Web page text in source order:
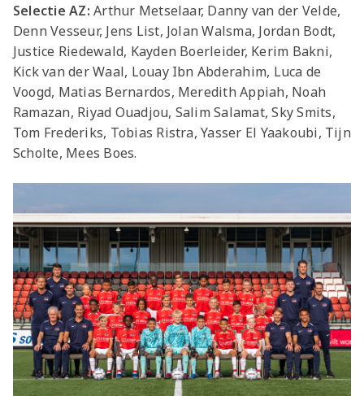
Selectie AZ: Arthur Metselaar, Danny van der Velde,
Denn Vesseur, Jens List, Jolan Walsma, Jordan Bodt,
Justice Riedewald, Kayden Boerleider, Kerim Bakni,
Kick van der Waal, Louay Ibn Abderahim, Luca de
Voogd, Matias Bernardos, Meredith Appiah, Noah
Ramazan, Riyad Ouadjou, Salim Salamat, Sky Smits,
Tom Frederiks, Tobias Ristra, Yasser El Yaakoubi, Tijn
Scholte, Mees Boes.